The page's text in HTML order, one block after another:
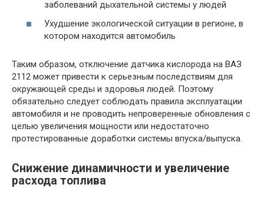
заболеваний дыхательной системы у людей
Ухудшение экологической ситуации в регионе, в
котором находится автомобиль
Таким образом, отключение датчика кислорода на ВАЗ
2112 может привести к серьезным последствиям для
окружающей среды и здоровья людей. Поэтому
обязательно следует соблюдать правила эксплуатации
автомобиля и не проводить непроверенные обновления с
целью увеличения мощности или недостаточно
протестированные доработки системы впуска/выпуска.
Снижение динамичности и увеличение
расхода топлива